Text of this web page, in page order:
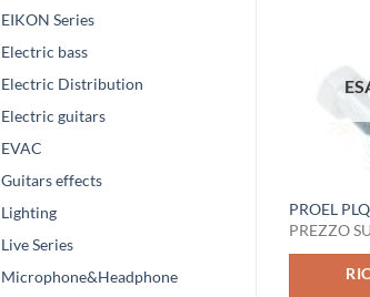
EIKON Series
Electric bass
Electric Distribution
Electric guitars
EVAC
Guitars effects
Lighting
Live Series
Microphone&Headphone
PROEL
PREZZO
RICHIEDI